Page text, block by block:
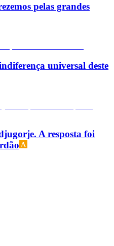
pelas grandes
universal deste
A resposta foi